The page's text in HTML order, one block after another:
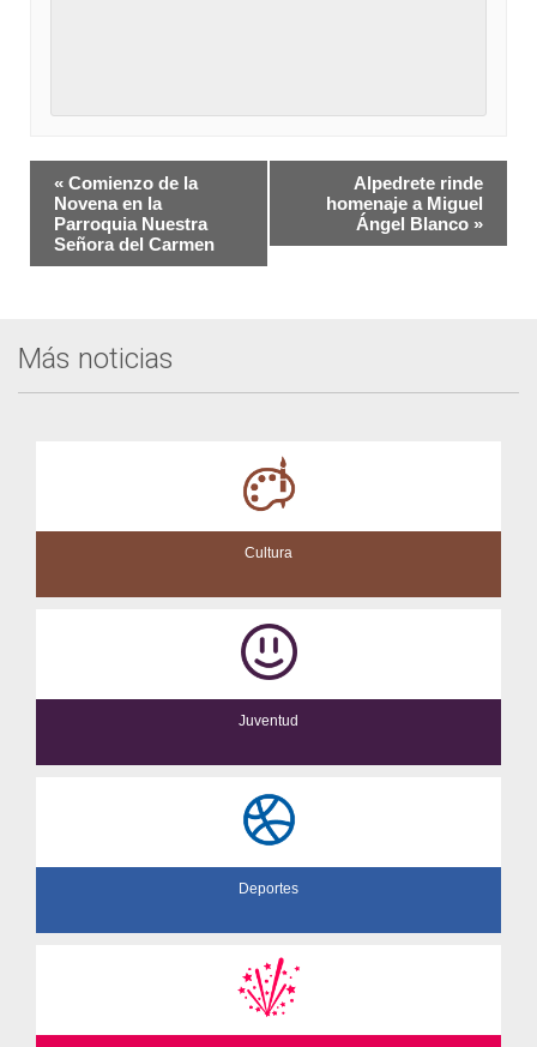
Navegación
del
Evento
« Comienzo de la
Novena en la
Parroquia Nuestra
Señora del Carmen
Alpedrete rinde
homenaje a Miguel
Ángel Blanco »
Más noticias
Cultura
Juventud
Deportes